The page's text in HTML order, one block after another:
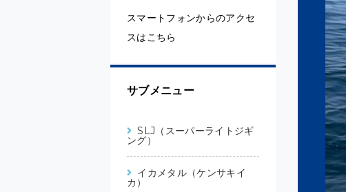
サブメニュー
SLJ（スーパーライトジギ
ング）
イカメタル（ケンサキイ
カ）
スマートフォンからのアクセ
スはこちら